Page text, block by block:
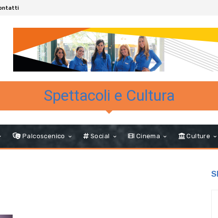
Spettacoli e Cultura
Palcoscenico Social Cinema Culture